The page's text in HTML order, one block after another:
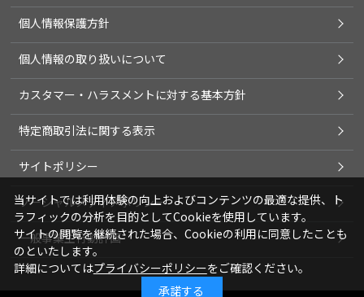
個人情報保護方針
個人情報の取り扱いについて
カスタマー・ハラスメントに対する基本方針
特定商取引法に関する表示
サイトポリシー
ソーシャルメディアポリシー
一般事業主行動計画
当サイトでは利用体験の向上およびコンテンツの最適な提供、ト
ラフィックの分析を目的としてCookieを使用しています。
サイトの閲覧を継続された場合、Cookieの利用に同意したことも
のといたします。
詳細についてはプライバシーポリシーをご確認ください。
承諾する